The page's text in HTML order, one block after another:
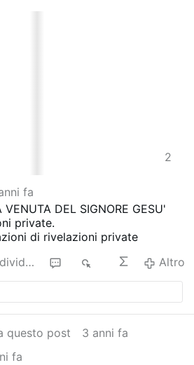
4
2
fa
VENUTA DEL SIGNORE GESU'
private.
di rivelazioni private
Altro
questo post
3 anni fa
fa